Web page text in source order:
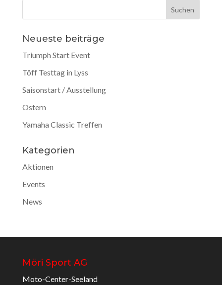
Neueste beiträge
Triumph Start Event
Töff Testtag in Lyss
Saisonstart / Ausstellung
Ostern
Yamaha Classic Treffen
Kategorien
Aktionen
Events
News
Möri Sport AG
Moto-Center-Seeland